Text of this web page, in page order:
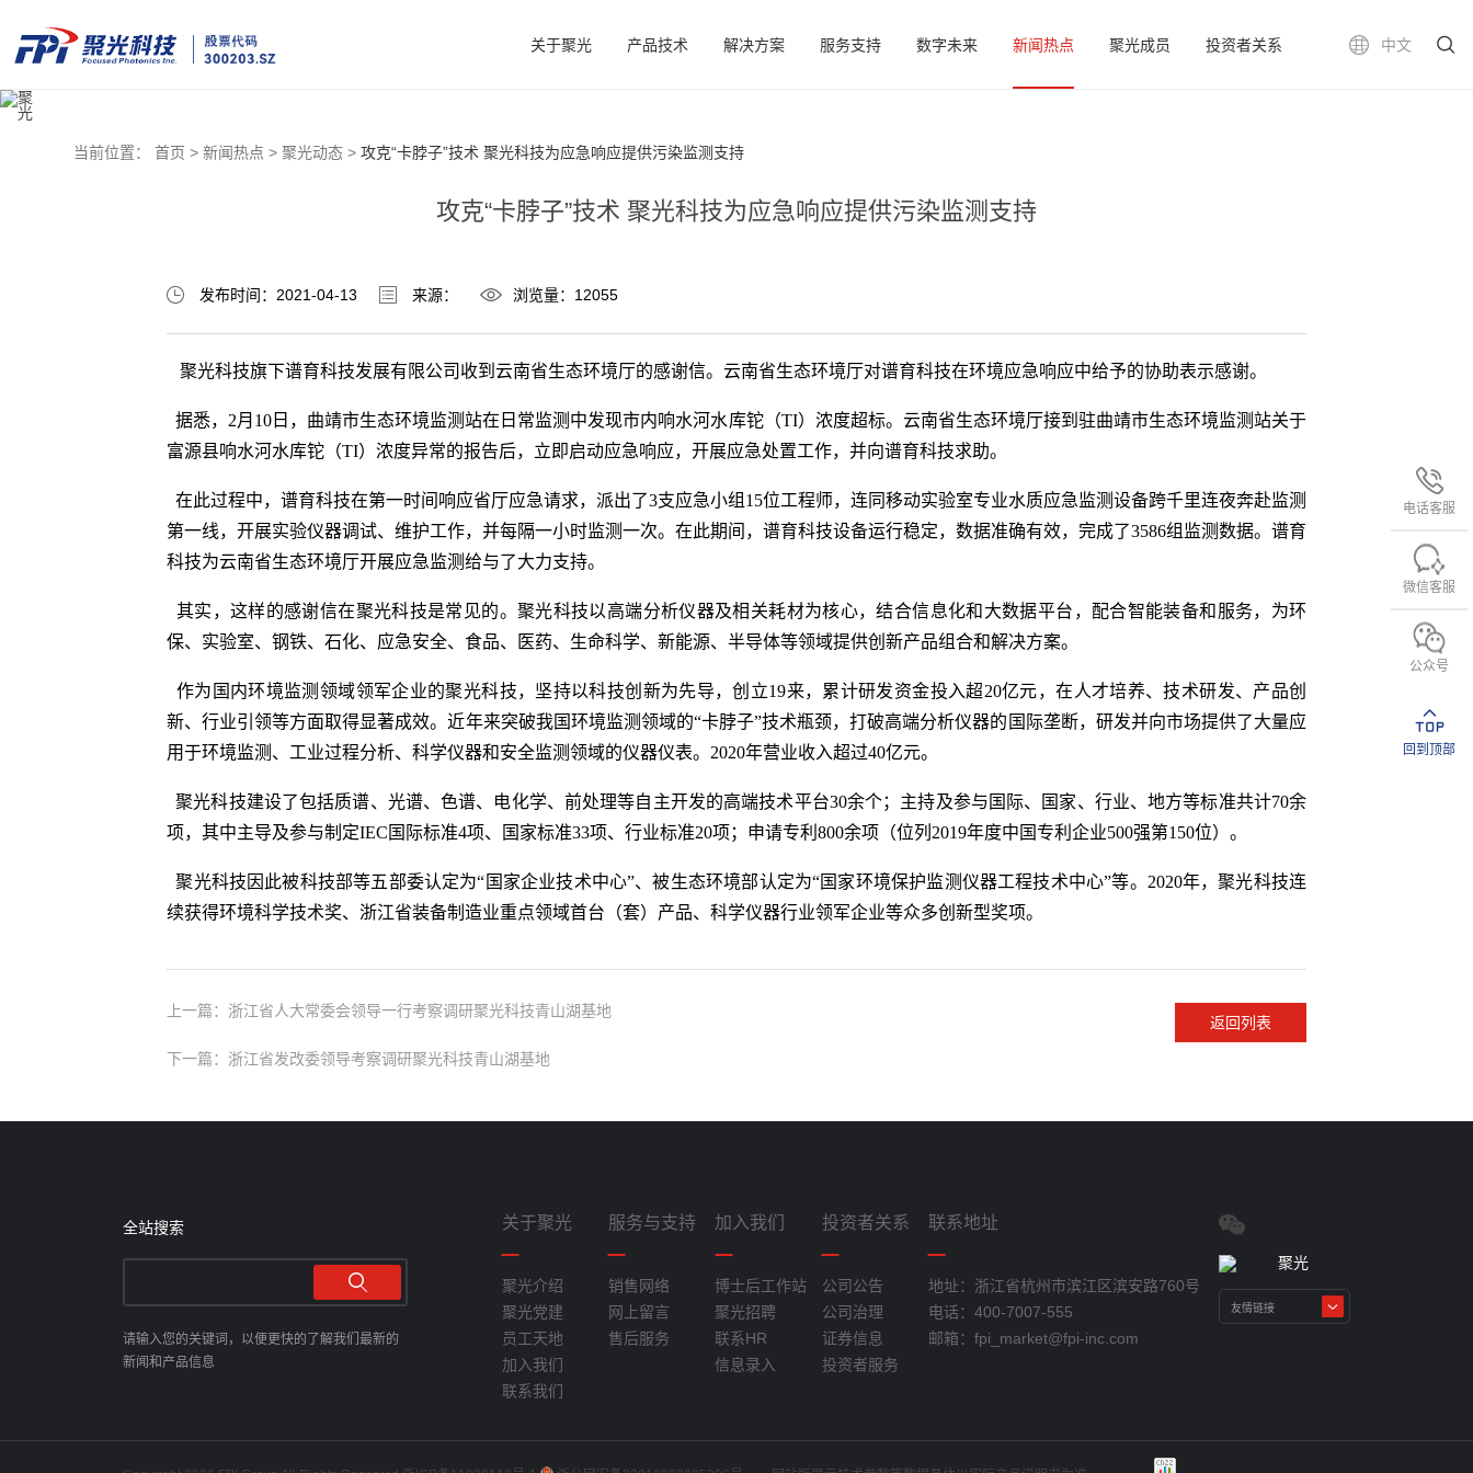
中文
关于聚光 产品技术 解决方案 服务支持 数字未来 新闻热点 聚光成员 投资者关系
电话客服
微信客服
公众号
回到顶部
当前位置： 首页 > 新闻热点 > 聚光动态 > 攻克“卡脖子”技术 聚光科技为应急响应提供污染监测支持
攻克“卡脖子”技术 聚光科技为应急响应提供污染监测支持
发布时间：2021-04-13 来源： 浏览量：12055
聚光科技旗下谱育科技发展有限公司收到云南省生态环境厅的感谢信。云南省生态环境厅对谱育科技在环境应急响应中给予的协助表示感谢。
据悉，2月10日，曲靖市生态环境监测站在日常监测中发现市内响水河水库铊（TI）浓度超标。云南省生态环境厅接到驻曲靖市生态环境监测站关于
富源县响水河水库铊（TI）浓度异常的报告后，立即启动应急响应，开展应急处置工作，并向谱育科技求助。
在此过程中，谱育科技在第一时间响应省厅应急请求，派出了3支应急小组15位工程师，连同移动实验室专业水质应急监测设备跨千里连夜奔赴监测
第一线，开展实验仪器调试、维护工作，并每隔一小时监测一次。在此期间，谱育科技设备运行稳定，数据准确有效，完成了3586组监测数据。谱育
科技为云南省生态环境厅开展应急监测给与了大力支持。
其实，这样的感谢信在聚光科技是常见的。聚光科技以高端分析仪器及相关耗材为核心，结合信息化和大数据平台，配合智能装备和服务，为环
保、实验室、钢铁、石化、应急安全、食品、医药、生命科学、新能源、半导体等领域提供创新产品组合和解决方案。
作为国内环境监测领域领军企业的聚光科技，坚持以科技创新为先导，创立19来，累计研发资金投入超20亿元，在人才培养、技术研发、产品创
新、行业引领等方面取得显著成效。近年来突破我国环境监测领域的“卡脖子”技术瓶颈，打破高端分析仪器的国际垄断，研发并向市场提供了大量应
用于环境监测、工业过程分析、科学仪器和安全监测领域的仪器仪表。2020年营业收入超过40亿元。
聚光科技建设了包括质谱、光谱、色谱、电化学、前处理等自主开发的高端技术平台30余个；主持及参与国际、国家、行业、地方等标准共计70余
项，其中主导及参与制定IEC国际标准4项、国家标准33项、行业标准20项；申请专利800余项（位列2019年度中国专利企业500强第150位）。
聚光科技因此被科技部等五部委认定为“国家企业技术中心”、被生态环境部认定为“国家环境保护监测仪器工程技术中心”等。2020年，聚光科技连
续获得环境科学技术奖、浙江省装备制造业重点领域首台（套）产品、科学仪器行业领军企业等众多创新型奖项。
上一篇：浙江省人大常委会领导一行考察调研聚光科技青山湖基地
下一篇：浙江省发改委领导考察调研聚光科技青山湖基地
返回列表
全站搜索
请输入您的关键词，以便更快的了解我们最新的
新闻和产品信息
关于聚光
聚光介绍
聚光党建
员工天地
加入我们
联系我们
服务与支持
销售网络
网上留言
售后服务
加入我们
博士后工作站
聚光招聘
联系HR
信息录入
投资者关系
公司公告
公司治理
证券信息
投资者服务
联系地址
地址：浙江省杭州市滨江区滨安路760号
电话：400-7007-555
邮箱：fpi_market@fpi-inc.com